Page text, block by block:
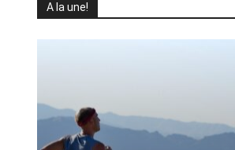
A la une!